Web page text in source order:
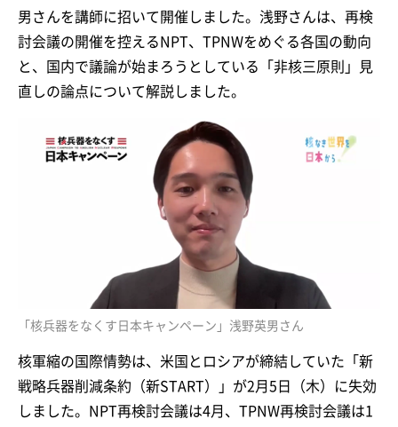
男さんを講師に招いて開催しました。浅野さんは、再検
討会議の開催を控えるNPT、TPNWをめぐる各国の動向
と、国内で議論が始まろうとしている「非核三原則」見
直しの論点について解説しました。
「核兵器をなくす日本キャンペーン」浅野英男さん
核軍縮の国際情勢は、米国とロシアが締結していた「新
戦略兵器削減条約（新START）」が2月5日（木）に失効
しました。NPT再検討会議は4月、TPNW再検討会議は1